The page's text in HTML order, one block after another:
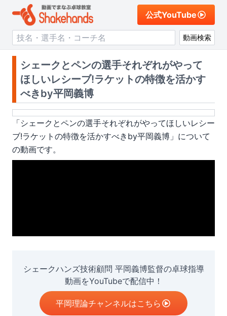
公式YouTube
動画検索
シェークとペンの選手それぞれがやって
ほしいレシーブ!ラケットの特徴を活かす
べきby平岡義博
「シェークとペンの選手それぞれがやってほしいレシー
ブ!ラケットの特徴を活かすべきby平岡義博 」について
の動画です。
シェークハンズ技術顧問 平岡義博監督の卓球指導
動画をYouTubeで配信中！
平岡理論チャンネルはこちら